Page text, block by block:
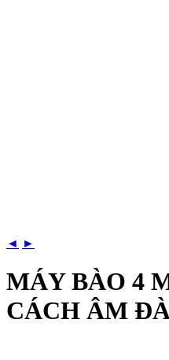
◄ ►
MÁY BÀO 4
CÁCH ÂM